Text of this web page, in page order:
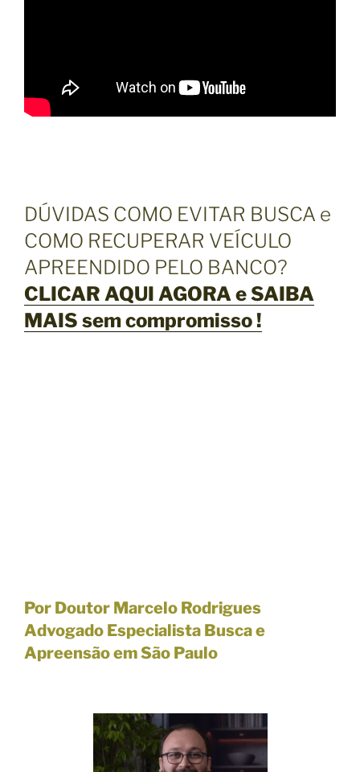
DÚVIDAS COMO EVITAR BUSCA e
COMO RECUPERAR VEÍCULO
APREENDIDO PELO BANCO?
CLICAR AQUI AGORA e SAIBA
MAIS sem compromisso !
Por Doutor Marcelo Rodrigues
Advogado Especialista Busca e
Apreensão em São Paulo